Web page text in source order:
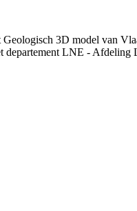
3D model van
LNE - Afdeling